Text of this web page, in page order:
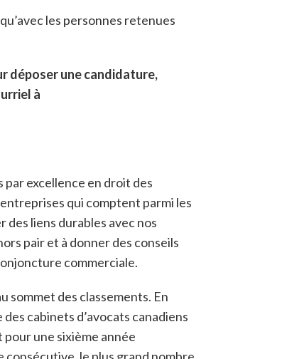
les personnes retenues
déposer une candidature,
à
par excellence en droit des
qui comptent parmi les
des liens durables avec nos
pair et à donner des conseils
commerciale.
sommet des classements. En
cabinets d’avocats canadiens
une sixième année